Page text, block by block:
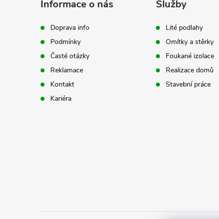
Informace o nás
Doprava info
Podmínky
Časté otázky
Reklamace
Kontakt
Kariéra
Služby
Lité podlahy
Omítky a stěrky
Foukané izolace
Realizace domů
Stavební práce